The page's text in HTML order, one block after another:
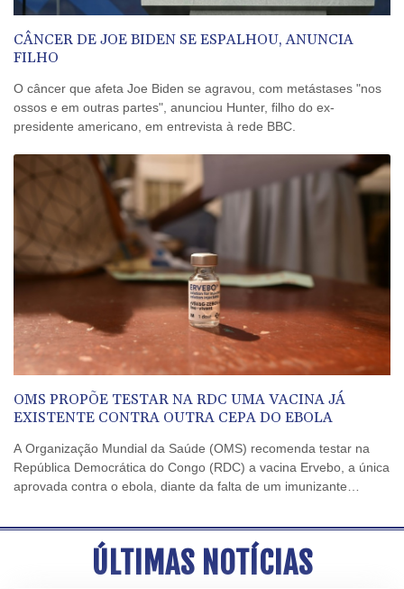
quartas do Masters 1000 de Montreal
Irlanda acusa suposto chefe de cartel extraditado pelos
Emirados
Espanhóis Daniel Mérida e Rafael Jódar avançam às quartas do
Masters 1000 de Montreal
Don Nelson, lenda da NBA como jogador e treinador, morre aos
CÂNCER DE JOE BIDEN SE ESPALHOU, ANUNCIA
FILHO
O câncer que afeta Joe Biden se agravou, com metástases "nos
ossos e em outras partes", anunciou Hunter, filho do ex-
presidente americano, em entrevista à rede BBC.
OMS PROPÕE TESTAR NA RDC UMA VACINA JÁ
EXISTENTE CONTRA OUTRA CEPA DO EBOLA
A Organização Mundial da Saúde (OMS) recomenda testar na
República Democrática do Congo (RDC) a vacina Ervebo, a única
aprovada contra o ebola, diante da falta de um imunizante
atual no país, anunciou a organização nesta sexta-feira (7).
ÚLTIMAS NOTÍCIAS